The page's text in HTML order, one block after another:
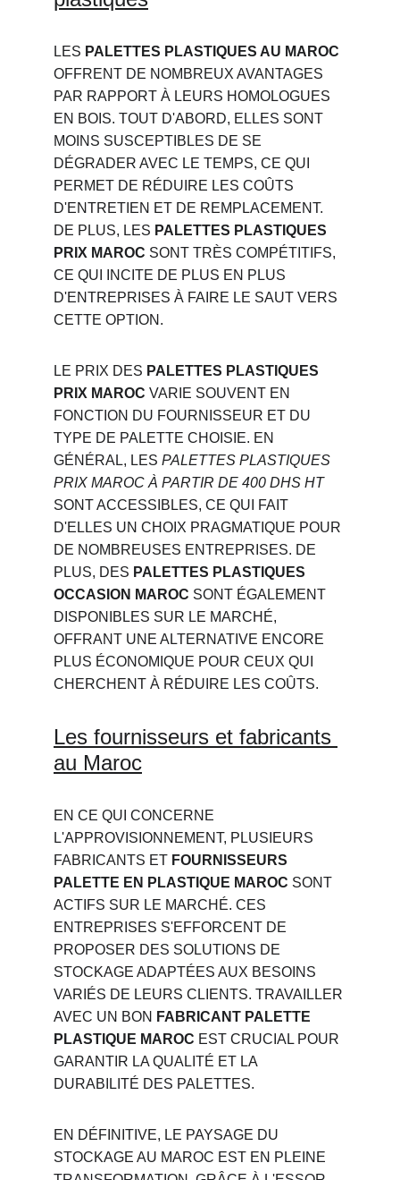
LES PALETTES PLASTIQUES AU MAROC
OFFRENT DE NOMBREUX AVANTAGES
PAR RAPPORT À LEURS HOMOLOGUES
EN BOIS. TOUT D'ABORD, ELLES SONT
MOINS SUSCEPTIBLES DE SE
DÉGRADER AVEC LE TEMPS, CE QUI
PERMET DE RÉDUIRE LES COÛTS
D'ENTRETIEN ET DE REMPLACEMENT.
DE PLUS, LES PALETTES PLASTIQUES
PRIX MAROC SONT TRÈS COMPÉTITIFS,
CE QUI INCITE DE PLUS EN PLUS
D'ENTREPRISES À FAIRE LE SAUT VERS
CETTE OPTION.
LE PRIX DES PALETTES PLASTIQUES
PRIX MAROC VARIE SOUVENT EN
FONCTION DU FOURNISSEUR ET DU
TYPE DE PALETTE CHOISIE. EN
GÉNÉRAL, LES PALETTES PLASTIQUES
PRIX MAROC À PARTIR DE 400 DHS HT
SONT ACCESSIBLES, CE QUI FAIT
D'ELLES UN CHOIX PRAGMATIQUE POUR
DE NOMBREUSES ENTREPRISES. DE
PLUS, DES PALETTES PLASTIQUES
OCCASION MAROC SONT ÉGALEMENT
DISPONIBLES SUR LE MARCHÉ,
OFFRANT UNE ALTERNATIVE ENCORE
PLUS ÉCONOMIQUE POUR CEUX QUI
CHERCHENT À RÉDUIRE LES COÛTS.
Les fournisseurs et fabricants
au Maroc
EN CE QUI CONCERNE
L'APPROVISIONNEMENT, PLUSIEURS
FABRICANTS ET FOURNISSEURS
PALETTE EN PLASTIQUE MAROC SONT
ACTIFS SUR LE MARCHÉ. CES
ENTREPRISES S'EFFORCENT DE
PROPOSER DES SOLUTIONS DE
STOCKAGE ADAPTÉES AUX BESOINS
VARIÉS DE LEURS CLIENTS. TRAVAILLER
AVEC UN BON FABRICANT PALETTE
PLASTIQUE MAROC EST CRUCIAL POUR
GARANTIR LA QUALITÉ ET LA
DURABILITÉ DES PALETTES.
EN DÉFINITIVE, LE PAYSAGE DU
STOCKAGE AU MAROC EST EN PLEINE